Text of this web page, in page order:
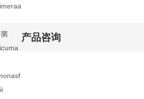
产品咨询